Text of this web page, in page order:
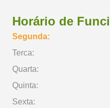
Horário de
Segunda:
Terca:
Quarta:
Quinta:
Sexta: